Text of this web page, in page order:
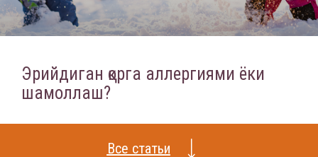
Эрийдиган қорга аллергиями ёки
шамоллаш?
Все статьи